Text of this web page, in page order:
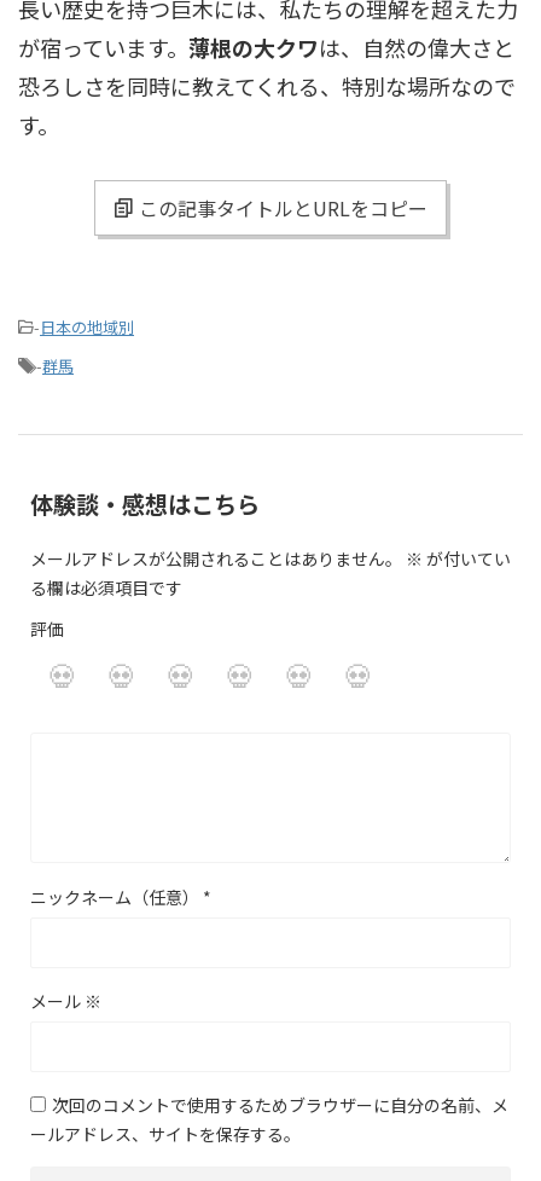
長い歴史を持つ巨木には、私たちの理解を超えた力
が宿っています。 薄根の大クワは、自然の偉大さと
恐ろしさを同時に教えてくれる、特別な場所なので
す。
この記事タイトルとURLをコピー
-日本の地域別
-群馬
体験談・感想はこちら
メールアドレスが公開されることはありません。 ※ が付いてい
る欄は必須項目です
評価
ニックネーム（任意） *
メール ※
次回のコメントで使用するためブラウザーに自分の名前、メ
ールアドレス、サイトを保存する。